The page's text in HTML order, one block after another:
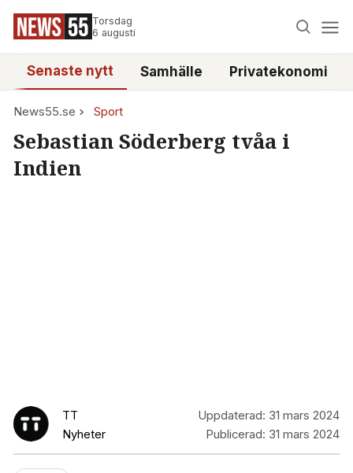
Torsdag
6 augusti
Senaste nytt Samhälle Privatekonomi
News55.se Sport
Sebastian Söderberg tvåa i
Indien
TT
Nyheter
Uppdaterad: 31 mars 2024
Publicerad: 31 mars 2024